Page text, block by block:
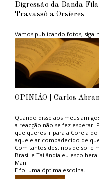
Digressão da Banda
Travassô a Orsíeres
Vamos publicando fotos, siga-
OPINIÃO | Carlos
Quando disse aos meus
a reacção não se fez esperar.
que queres ir para a Coreia
aquele ar compadecido de
Com tantos destinos de sol e
Brasil e Tailândia eu
Man!
E foi uma óptima escolha.